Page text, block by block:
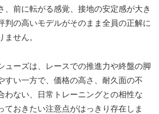
、前に転がる感覚、接地の安定感が大き
判の高いモデルがそのまま全員の正解に
ません。
ューズは、レースでの推進力や終盤の脚
すい一方で、価格の高さ、耐久面の不
わない、日常トレーニングとの相性な
ておきたい注意点がはっきり存在しま